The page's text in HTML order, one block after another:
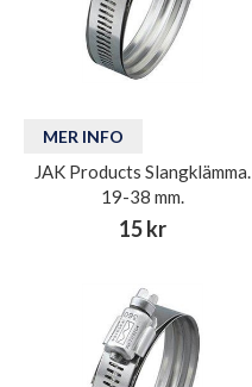
MER INFO
JAK Products Slangklämma.
19-38 mm.
15 kr